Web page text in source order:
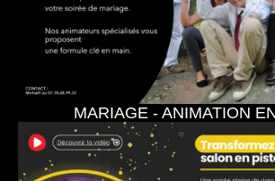
MARIAGE - ANIMATION